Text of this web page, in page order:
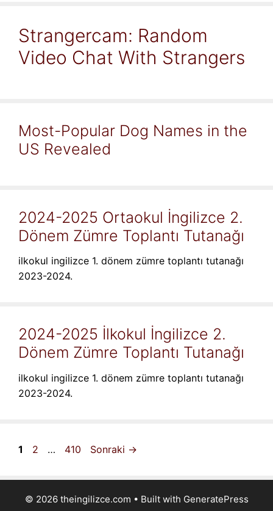
Strangercam: Random
Video Chat With Strangers
Most-Popular Dog Names in the
US Revealed
2024-2025 Ortaokul İngilizce 2.
Dönem Zümre Toplantı Tutanağı
ilkokul ingilizce 1. dönem zümre toplantı tutanağı
2023-2024.
2024-2025 İlkokul İngilizce 2.
Dönem Zümre Toplantı Tutanağı
ilkokul ingilizce 1. dönem zümre toplantı tutanağı
2023-2024.
Sayfa
1 Sayfa
2 … Sayfa
410 Sonraki →
© 2026 theingilizce.com • Built with GeneratePress